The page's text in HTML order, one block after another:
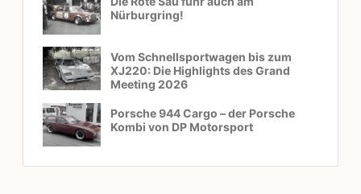
Nürburgring!
Vom Schnellsportwagen bis zum
XJ220: Die Highlights des Grand
Meeting 2026
Porsche 944 Cargo – der Porsche
Kombi von DP Motorsport